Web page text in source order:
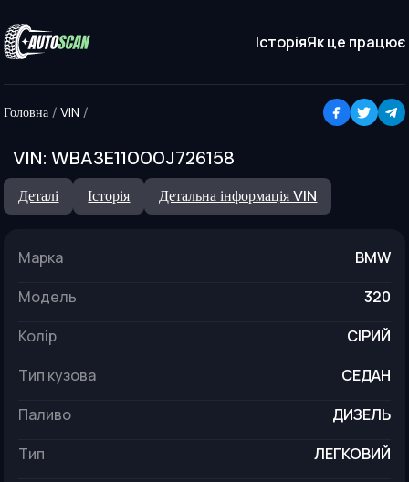
ІсторіяЯк це працює
Головна / VIN /
VIN:WBA3E11000J726158
Деталі Історія Детальна інформація VIN
Марка
BMW
модель
320
колір
СІРИЙ
тип кузова
СЕДАН
паливо
ДИЗЕЛЬ
тип
ЛЕГКОВИЙ